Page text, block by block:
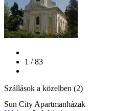
1 / 83
Szállások a közelben (2)
Sun City Apartmanházak